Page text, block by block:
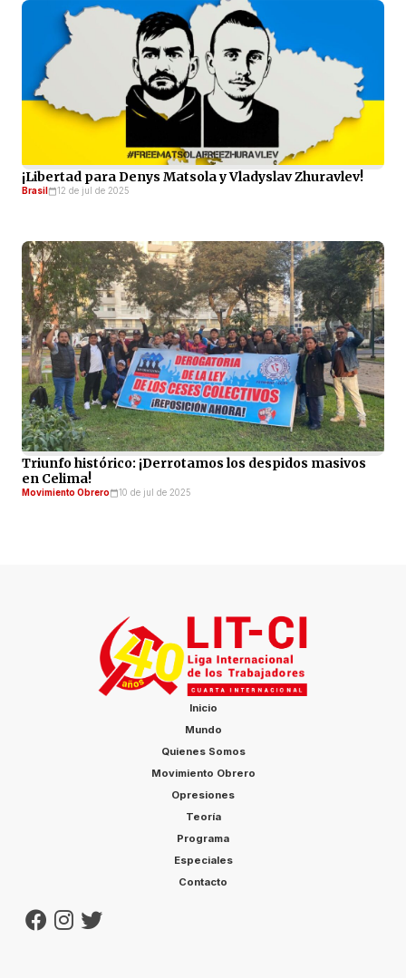
¡Libertad para Denys Matsola y Vladyslav Zhuravlev!
Brasil 12 de jul de 2025
Triunfo histórico: ¡Derrotamos los despidos masivos
en Celima!
Movimiento Obrero 10 de jul de 2025
Inicio
Mundo
Quienes Somos
Movimiento Obrero
Opresiones
Teoría
Programa
Especiales
Contacto